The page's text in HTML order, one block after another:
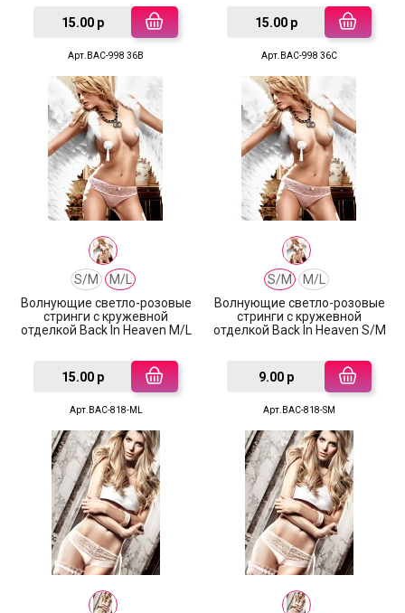
15.00 р
Арт.BAC-998 36B
15.00 р
Арт.BAC-998 36C
S/M
M/L
Волнующие светло-розовые
стринги с кружевной
отделкой Back In Heaven M/L
15.00 р
Арт.BAC-818-ML
S/M
M/L
Волнующие светло-розовые
стринги с кружевной
отделкой Back In Heaven S/M
9.00 р
Арт.BAC-818-SM